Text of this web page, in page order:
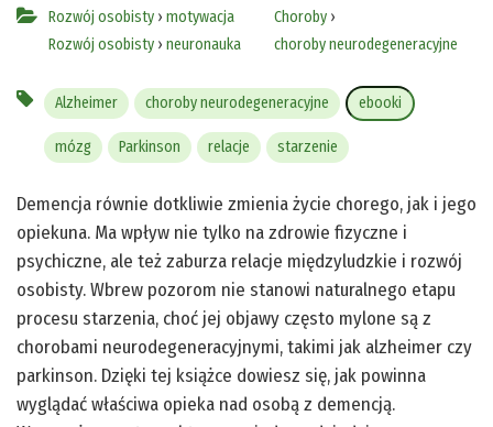
Rozwój osobisty › motywacja
Rozwój osobisty › neuronauka
Choroby›
choroby neurodegeneracyjne
Alzheimer choroby neurodegeneracyjne ebooki
mózg Parkinson relacje starzenie
Demencja równie dotkliwie zmienia życie chorego, jak i jego
opiekuna. Ma wpływ nie tylko na zdrowie fizyczne i
psychiczne, ale też zaburza relacje międzyludzkie i rozwój
osobisty. Wbrew pozorom nie stanowi naturalnego etapu
procesu starzenia, choć jej objawy często mylone są z
chorobami neurodegeneracyjnymi, takimi jak alzheimer czy
parkinson. Dzięki tej książce dowiesz się, jak powinna
wyglądać właściwa opieka nad osobą z demencją.